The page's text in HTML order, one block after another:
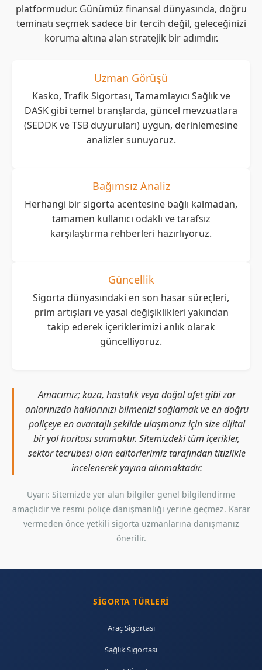
platformudur. Günümüz finansal dünyasında, doğru
teminatı seçmek sadece bir tercih değil, geleceğinizi
koruma altına alan stratejik bir adımdır.
Uzman Görüşü
Kasko, Trafik Sigortası, Tamamlayıcı Sağlık ve
DASK gibi temel branşlarda, güncel mevzuatlara
(SEDDK ve TSB duyuruları) uygun, derinlemesine
analizler sunuyoruz.
Bağımsız Analiz
Herhangi bir sigorta acentesine bağlı kalmadan,
tamamen kullanıcı odaklı ve tarafsız
karşılaştırma rehberleri hazırlıyoruz.
Güncellik
Sigorta dünyasındaki en son hasar süreçleri,
prim artışları ve yasal değişiklikleri yakından
takip ederek içeriklerimizi anlık olarak
güncelliyoruz.
Amacımız; kaza, hastalık veya doğal afet gibi zor
anlarınızda haklarınızı bilmenizi sağlamak ve en doğru
poliçeye en avantajlı şekilde ulaşmanız için size dijital
bir yol haritası sunmaktır. Sitemizdeki tüm içerikler,
sektör tecrübesi olan editörlerimiz tarafından titizlikle
incelenerek yayına alınmaktadır.
Uyarı: Sitemizde yer alan bilgiler genel bilgilendirme
amaçlıdır ve resmi poliçe danışmanlığı yerine geçmez. Karar
vermeden önce yetkili sigorta uzmanlarına danışmanız
önerilir.
SIGORTA TÜRLERI
Araç Sigortası
Sağlık Sigortası